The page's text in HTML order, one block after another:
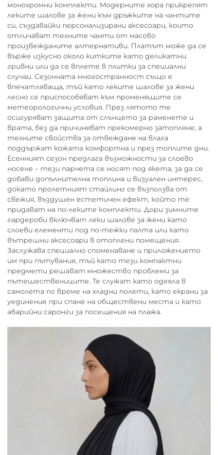
монохромни комплекти. Модерните хора прикрепят
леките шалове за жени към дръжките на чантите
си, създавайки персонализирани аксесоари, които
отличават техните чанти от масово
произвежданите алтернативи. Платът може да се
върже изкусно около китките като деликатни
гривни или да се вплете в плитки за специални
случаи. Сезонната многостранност също е
впечатляваща, тъй като леките шалове за жени
лесно се приспособяват към променящите се
метеорологични условия. През лятото те
осигуряват защита от слънцето за раменете и
врата, без да причиняват прекомерно затопляне, а
техните свойства за отвеждане на влага
поддържат кожата комфортна и през топлите дни.
Есенният сезон предлага възможности за слоево
носене – тези парчета се носят под якета, за да се
добави допълнителна топлина и визуален интерес,
докато пролетният стайлинг се възползва от
свежия, въздушен естетичен ефект, който те
придават на по-леките комплекти. Дори зимните
гардероби включват леки шалове за жени като
слоеви елементи под по-тежки палта или като
вътрешни аксесоари в отоплени помещения.
Заслужава специално споменаване и приложението
им при пътувания, тъй като тези компактни
предмети решават множество проблеми за
пътешествениците. Те служат като одеяла в
самолета по време на хладни полети, като екрани за
уединение при спане на обществени места и като
аварийни саронги за посещения на плажа.